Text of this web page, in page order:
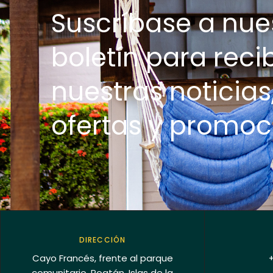
Suscríbase a
boletín para
nuestras
ofertas y
DIRECCIÓN
Cayo Francés, frente al parque